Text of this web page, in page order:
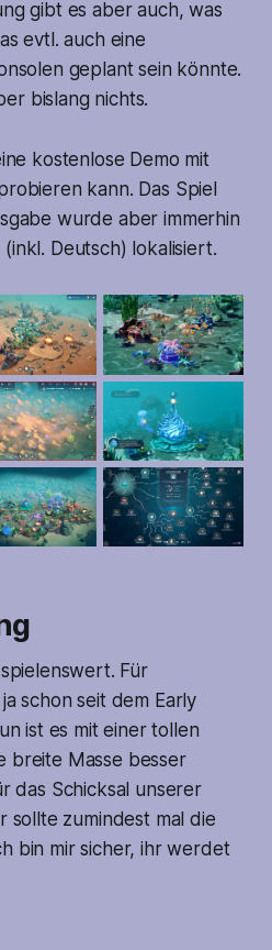
gibt es aber auch, was
evtl. auch eine
geplant sein könnte.
bislang nichts.
kostenlose Demo mit
kann. Das Spiel
wurde aber immerhin
Deutsch) lokalisiert.
Für
schon seit dem Early
ist es mit einer tollen
breite Masse besser
das Schicksal unserer
sollte zumindest mal die
bin mir sicher, ihr werdet